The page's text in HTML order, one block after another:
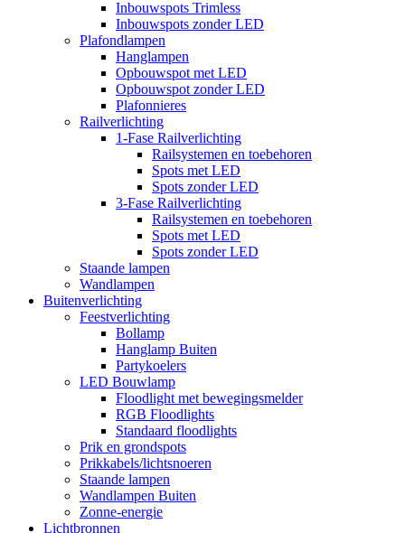
Inbouwspots Trimless
Inbouwspots zonder LED
Plafondlampen
Hanglampen
Opbouwspot met LED
Opbouwspot zonder LED
Plafonnieres
Railverlichting
1-Fase Railverlichting
Railsystemen en toebehoren
Spots met LED
Spots zonder LED
3-Fase Railverlichting
Railsystemen en toebehoren
Spots met LED
Spots zonder LED
Staande lampen
Wandlampen
Buitenverlichting
Feestverlichting
Bollamp
Hanglamp Buiten
Partykoelers
LED Bouwlamp
Floodlight met bewegingsmelder
RGB Floodlights
Standaard floodlights
Prik en grondspots
Prikkabels/lichtsnoeren
Staande lampen
Wandlampen Buiten
Zonne-energie
Lichtbronnen